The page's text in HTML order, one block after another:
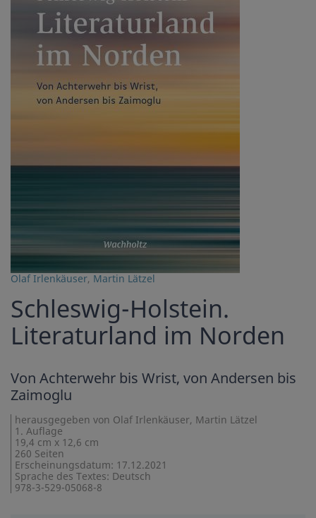
Olaf Irlenkäuser, Martin Lätzel
Schleswig-Holstein.
Literaturland im Norden
Von Achterwehr bis Wrist, von Andersen bis
Zaimoglu
herausgegeben von Olaf Irlenkäuser, Martin Lätzel
1. Auflage
19,4 cm x 12,6 cm
260 Seiten
Erscheinungsdatum: 17.12.2021
Sprache des Textes: Deutsch
978-3-529-05068-8